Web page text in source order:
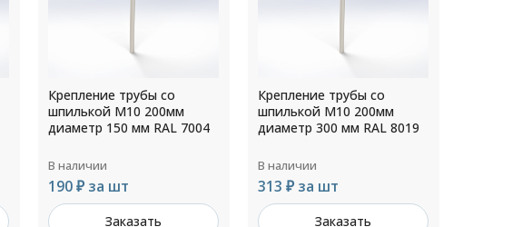
Крепление трубы со
шпилькой М10 200мм
диаметр 300 мм RAL 8019
В наличии
313 ₽ за шт
Заказать
Крепление трубы со
шпилькой М10 200мм
диаметр 160 мм Цинк
В наличии
167 ₽ за шт
Заказать